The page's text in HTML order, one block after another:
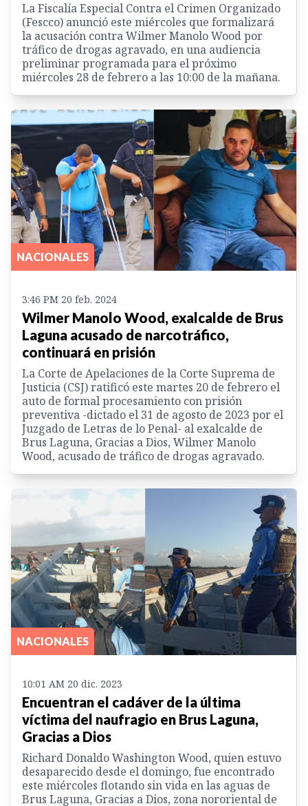
La Fiscalía Especial Contra el Crimen Organizado
(Fescco) anunció este miércoles que formalizará
la acusación contra Wilmer Manolo Wood por
tráfico de drogas agravado, en una audiencia
preliminar programada para el próximo
miércoles 28 de febrero a las 10:00 de la mañana.
NACIONALES
3:46 PM 20 feb. 2024
Wilmer Manolo Wood, exalcalde de Brus
Laguna acusado de narcotráfico,
continuará en prisión
La Corte de Apelaciones de la Corte Suprema de
Justicia (CSJ) ratificó este martes 20 de febrero el
auto de formal procesamiento con prisión
preventiva -dictado el 31 de agosto de 2023 por el
Juzgado de Letras de lo Penal- al exalcalde de
Brus Laguna, Gracias a Dios, Wilmer Manolo
Wood, acusado de tráfico de drogas agravado.
NACIONALES
10:01 AM 20 dic. 2023
Encuentran el cadáver de la última
víctima del naufragio en Brus Laguna,
Gracias a Dios
Richard Donaldo Washington Wood, quien estuvo
desaparecido desde el domingo, fue encontrado
este miércoles flotando sin vida en las aguas de
Brus Laguna, Gracias a Dios, zona nororiental de